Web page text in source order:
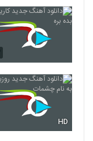
6261
6262
HD